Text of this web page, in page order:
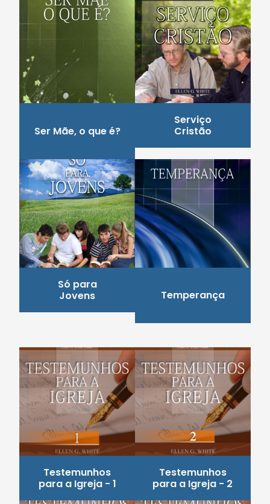
Ser Mãe, o que é?
Serviço
Cristão
Só para
Jovens
Temperança
Testemunhos
para a Igreja - 1
Testemunhos
para a Igreja - 2